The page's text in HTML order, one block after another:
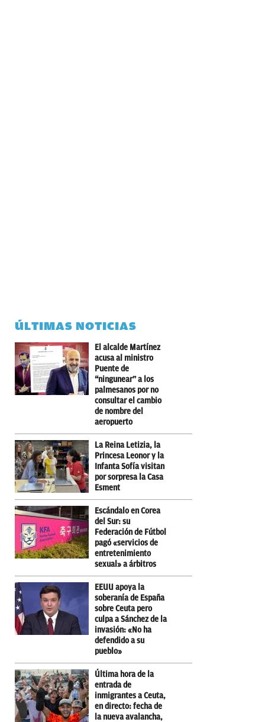
ÚLTIMAS NOTICIAS
El alcalde Martínez
acusa al ministro
Puente de
“ningunear” a los
palmesanos por no
consultar el cambio
de nombre del
aeropuerto
La Reina Letizia, la
Princesa Leonor y la
Infanta Sofía visitan
por sorpresa la Casa
Esment
Escándalo en Corea
del Sur: su
Federación de Fútbol
pagó «servicios de
entretenimiento
sexual» a árbitros
EEUU apoya la
soberanía de España
sobre Ceuta pero
culpa a Sánchez de la
invasión: «No ha
defendido a su
pueblo»
Última hora de la
entrada de
inmigrantes a Ceuta,
en directo: fecha de
la nueva avalancha,